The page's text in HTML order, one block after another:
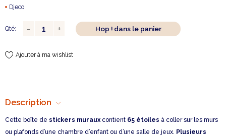
Djeco
Qté: Hop ! dans le panier
Ajouter à ma wishlist
Description
Cette boîte de stickers murauxcontient 65 étoiles à coller sur les murs
ou plafonds d’une chambre d’enfant ou d’une salle de jeux. Plusieurs